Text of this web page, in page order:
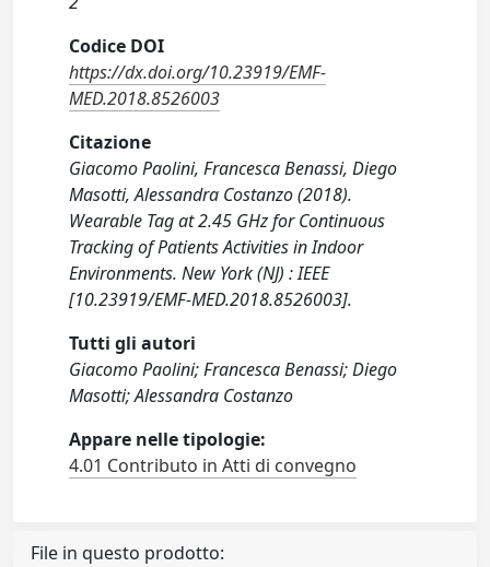
Codice DOI
https://dx.doi.org/10.23919/EMF-
MED.2018.8526003
Citazione
Giacomo Paolini, Francesca Benassi, Diego
Masotti, Alessandra Costanzo (2018).
Wearable Tag at 2.45 GHz for Continuous
Tracking of Patients Activities in Indoor
Environments. New York (NJ) : IEEE
[10.23919/EMF-MED.2018.8526003].
Tutti gli autori
Giacomo Paolini; Francesca Benassi; Diego
Masotti; Alessandra Costanzo
Appare nelle tipologie:
4.01 Contributo in Atti di convegno
File in questo prodotto: